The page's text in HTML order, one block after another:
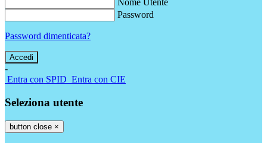
Nome Utente
Password
Password dimenticata?
-
Entra con SPID Entra con CIE
Seleziona utente
button close ×